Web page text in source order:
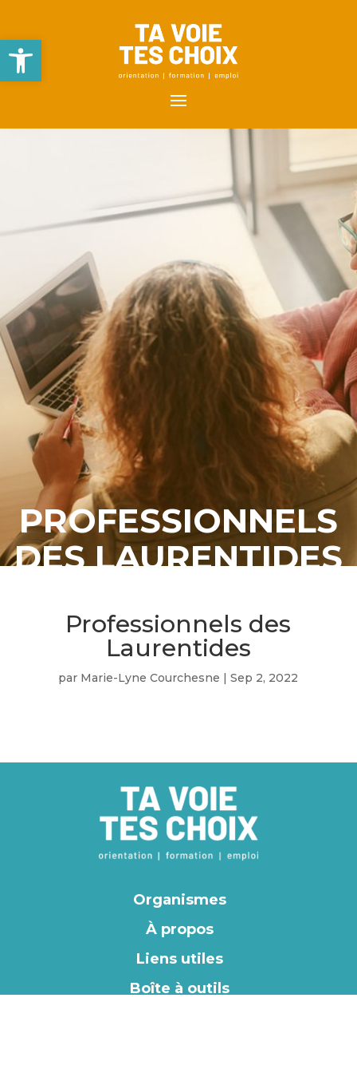
Ouvrir la barre d’outils
PROFESSIONNELS
DES LAURENTIDES
Professionnels des
Laurentides
par Marie-Lyne Courchesne |Sep 2, 2022
Organismes
À propos
Liens utiles
Boîte à outils